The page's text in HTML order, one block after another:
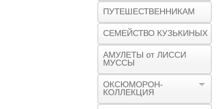
ПУТЕШЕСТВЕННИКАМ
СЕМЕЙСТВО КУЗЬКИНЫХ
АМУЛЕТЫ от ЛИССИ
МУССЫ
ОКСЮМОРОН-
КОЛЛЕКЦИЯ